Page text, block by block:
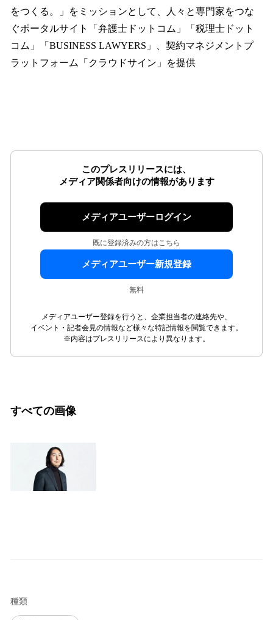
をつくる。」をミッションとして、人々と専門家をつな
ぐポータルサイト「弁護士ドットコム」「税理士ドット
コム」「BUSINESS LAWYERS」、契約マネジメントプ
ラットフォーム「クラウドサイン」を提供
このプレスリリースには、
メディア関係者向けの情報があります
メディアユーザーログイン
既に登録済みの方はこちら
メディアユーザー新規登録
無料
メディアユーザー登録を行うと、企業担当者の連絡先や、
イベント・記者会見の情報など様々な特記情報を閲覧できます。
※内容はプレスリリースにより異なります。
すべての画像
種類